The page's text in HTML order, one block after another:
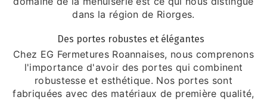
dans la région de Riorges.
Des portes robustes et élégantes
Chez EG Fermetures Roannaises, nous comprenons
l'importance d'avoir des portes qui combinent
robustesse et esthétique. Nos portes sont
fabriquées avec des matériaux de première qualité,